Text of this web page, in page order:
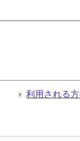
利用される